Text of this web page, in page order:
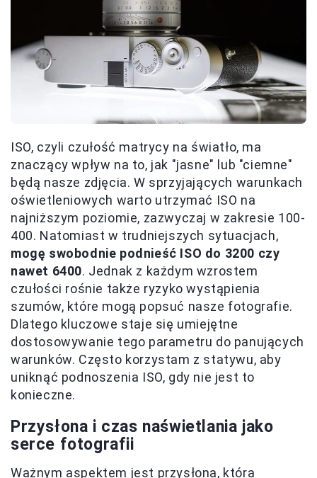
ISO, czyli czułość matrycy na światło, ma
znaczący wpływ na to, jak "jasne" lub "ciemne"
będą nasze zdjęcia. W sprzyjających warunkach
oświetleniowych warto utrzymać ISO na
najniższym poziomie, zazwyczaj w zakresie 100-
400. Natomiast w trudniejszych sytuacjach,
mogę swobodnie podnieść ISO do 3200 czy
nawet 6400. Jednak z każdym wzrostem
czułości rośnie także ryzyko wystąpienia
szumów, które mogą popsuć nasze fotografie.
Dlatego kluczowe staje się umiejętne
dostosowywanie tego parametru do panujących
warunków. Często korzystam z statywu, aby
uniknąć podnoszenia ISO, gdy nie jest to
konieczne.
Przysłona i czas naświetlania jako
serce fotografii
Ważnym aspektem jest przysłona, która